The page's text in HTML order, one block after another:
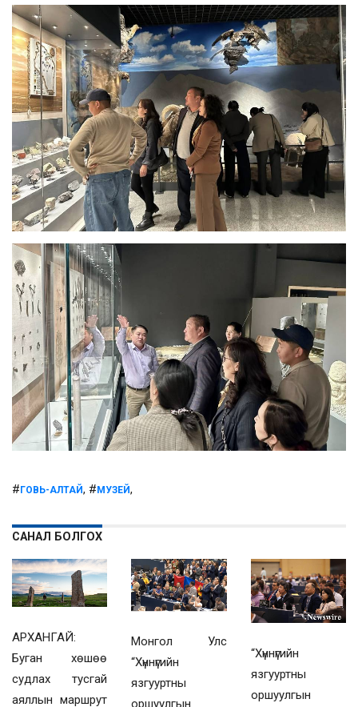
# ГОВЬ-АЛТАЙ, # МУЗЕЙ,
САНАЛ БОЛГОХ
АРХАНГАЙ:
Буган хөшөө
судлах тусгай
аяллын маршрут
Монгол Улс
“Хүннүгийн
язгууртны
“Хүннүгийн
язгууртны
оршуулгын